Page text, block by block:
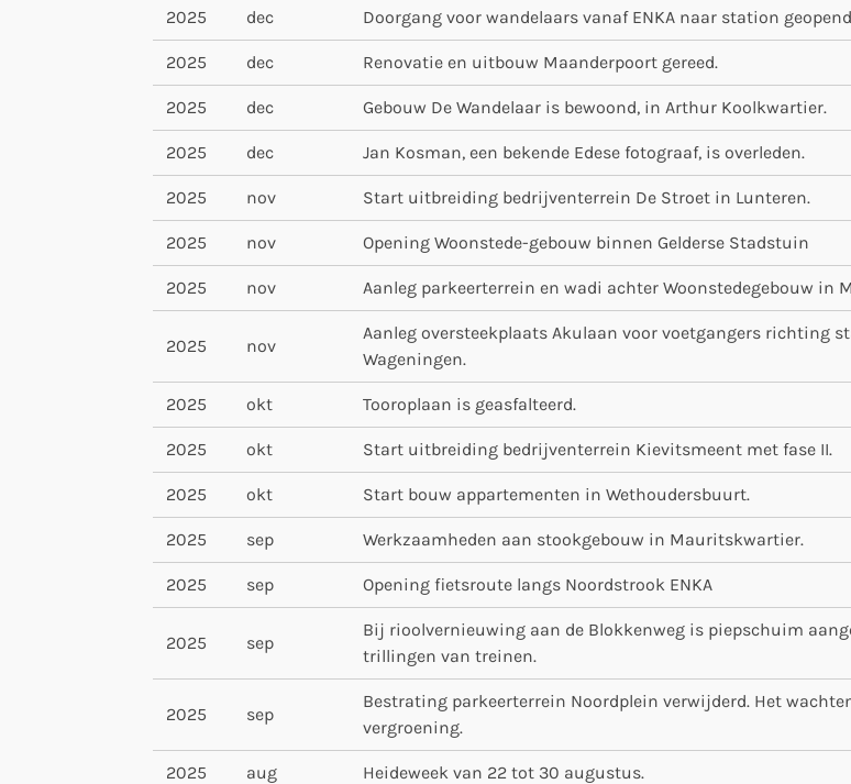
2025 dec Doorgang voor wandelaars vanaf ENKA naar station
2025 dec Renovatie en uitbouw Maanderpoort gereed.
2025 dec Gebouw De Wandelaar is bewoond, in Arthur Koolkwartier.
2025 dec Jan Kosman, een bekende Edese fotograaf, is overleden.
2025 nov Start uitbreiding bedrijventerrein De Stroet in Lunteren.
2025 nov Opening Woonstede-gebouw binnen Gelderse Stadstuin
2025 nov Aanleg parkeerterrein en wadi achter Woonstedegebouw in
2025 nov
Aanleg oversteekplaats Akulaan voor voetgangers richting
Wageningen.
2025 okt Tooroplaan is geasfalteerd.
2025 okt Start uitbreiding bedrijventerrein Kievitsmeent met fase II.
2025 okt Start bouw appartementen in Wethoudersbuurt.
2025 sep Werkzaamheden aan stookgebouw in Mauritskwartier.
2025 sep Opening fietsroute langs Noordstrook ENKA
2025 sep
Bij rioolvernieuwing aan de Blokkenweg is piepschuim
trillingen van treinen.
2025 sep
Bestrating parkeerterrein Noordplein verwijderd. Het
vergroening.
2025 aug Heideweek van 22 tot 30 augustus.